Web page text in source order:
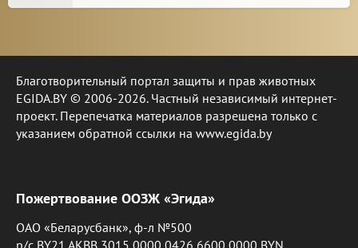
Благотворительный портал защиты и прав животных
EGIDA.BY © 2006-2026. Частный независимый интернет-
проект. Перепечатка материалов разрешена только с
указанием обратной ссылки на www.egida.by
Пожертвование ООЗЖ «Эгида»
ОАО «Беларусбанк», ф-л №500
р/с BY21 AKBB 3015 0000 0426 6600 0000 BYN